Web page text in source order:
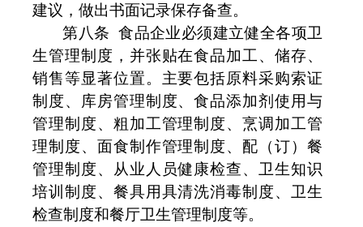
建议，做出书面记录保存备查。
第八条 食品企业必须建立健全各项卫
生管理制度，并张贴在食品加工、储存、
销售等显著位置。主要包括原料采购索证
制度、库房管理制度、食品添加剂使用与
管理制度、粗加工管理制度、烹调加工管
理制度、面食制作管理制度、配（订）餐
管理制度、从业人员健康检查、卫生知识
培训制度、餐具用具清洗消毒制度、卫生
检查制度和餐厅卫生管理制度等。